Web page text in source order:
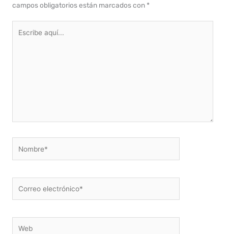
campos obligatorios están marcados con *
aquí...
electrónico*